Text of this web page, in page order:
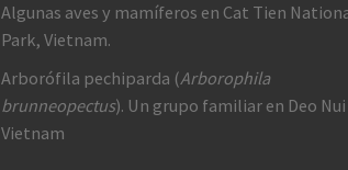
Algunas aves y mamíferos en Cat Tien
Park, Vietnam.
Arborófila pechiparda (Arborophila
brunneopectus). Un grupo familiar en Deo Nui
Vietnam